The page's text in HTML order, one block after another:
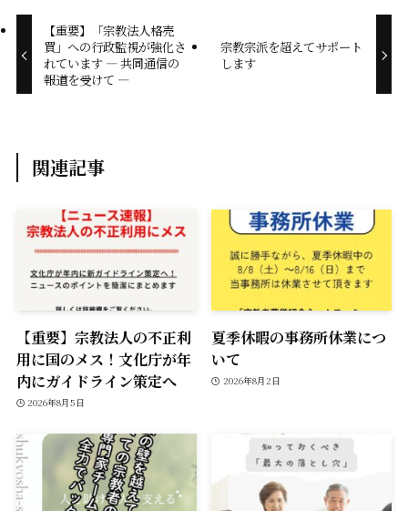
o
o
【重要】「宗教法人格売
買」への行政監視が強化さ
れています — 共同通信の
報道を受けて —
宗教宗派を超えてサポート
します
関連記事
【重要】宗教法人の不正利
用に国のメス！文化庁が年
内にガイドライン策定へ
2026年8月5日
夏季休暇の事務所休業につ
いて
2026年8月2日